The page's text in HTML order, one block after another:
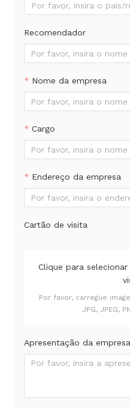
Por favor, insira o país/
Recomendador
Nome da empresa
Cargo
Endereço da empresa
Cartão de visita
Clique para
Por favor, carregue
JPG, JPEG,
Apresentação da empresa